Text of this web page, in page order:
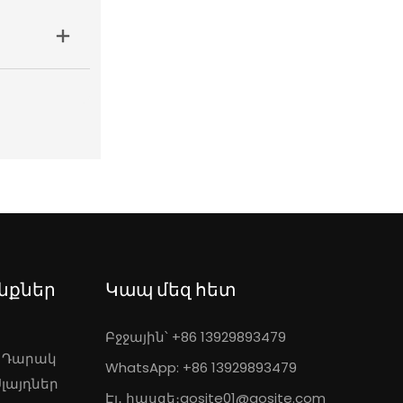
Կապ մեզ հետ
Բջջային՝ +86 13929893479
WhatsApp: +86 13929893479
Էլ․ հասցե։aosite01@aosite.com